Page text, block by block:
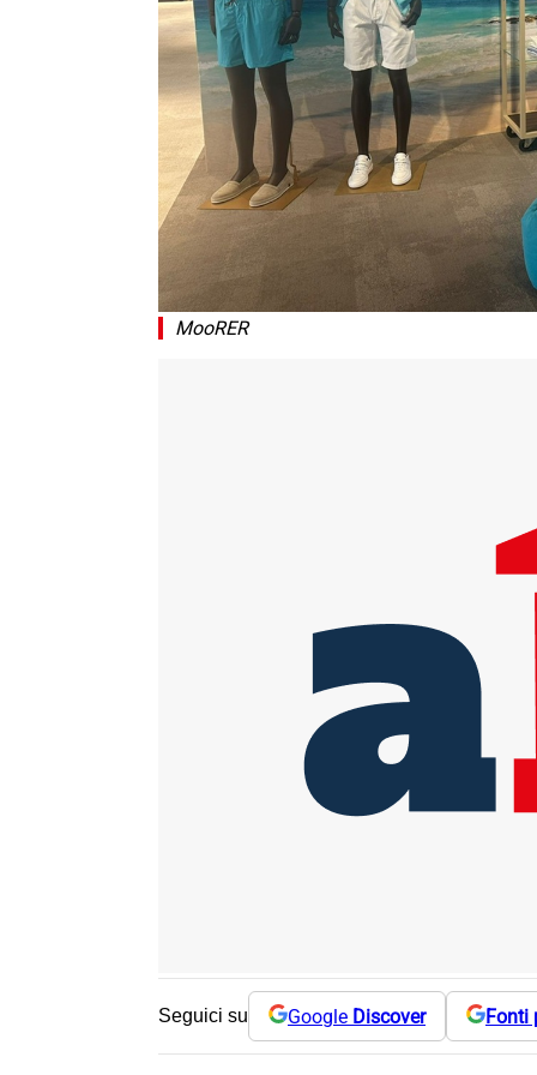
MooRER
Seguici su Google Discover Fonti